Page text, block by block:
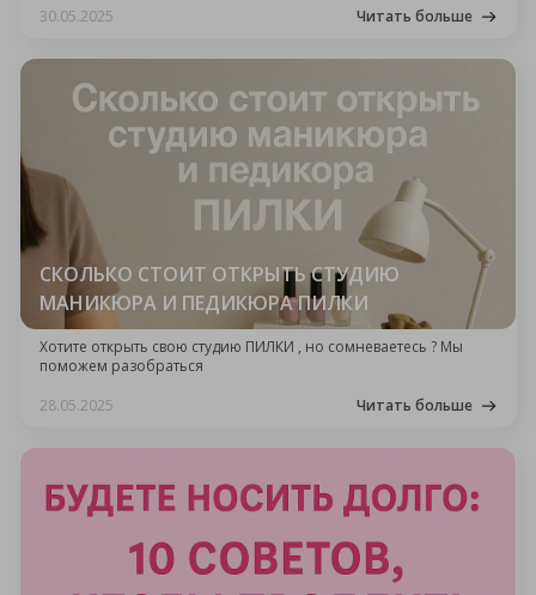
30.05.2025
Читать больше
СКОЛЬКО СТОИТ ОТКРЫТЬ СТУДИЮ
МАНИКЮРА И ПЕДИКЮРА ПИЛКИ
Хотите открыть свою студию ПИЛКИ , но сомневаетесь ? Мы
поможем разобраться
28.05.2025
Читать больше